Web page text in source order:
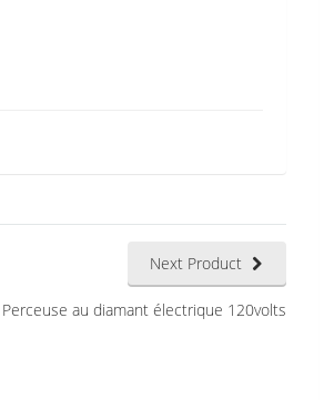
Next Product
Perceuse au diamant électrique 120volts